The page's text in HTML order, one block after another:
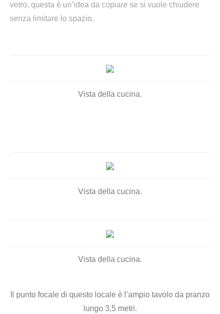
vetro, questa è un’idea da copiare se si vuole chiudere
senza limitare lo spazio.
Vista della cucina.
Vista della cucina.
Vista della cucina.
Il punto focale di questo locale è l’ampio tavolo da pranzo
lungo 3,5 metri.